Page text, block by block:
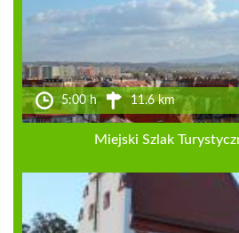
5:00 h 11.6 km
Miejski Szlak